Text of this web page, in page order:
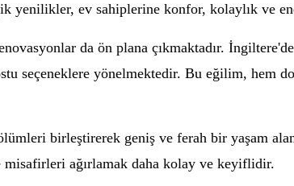
ev sahiplerine konfor, kolaylık ve
da ön plana çıkmaktadır.
seçeneklere yönelmektedir. Bu eğilim, hem
birleştirerek geniş ve ferah bir yaşam
ağırlamak daha kolay ve keyiflidir.